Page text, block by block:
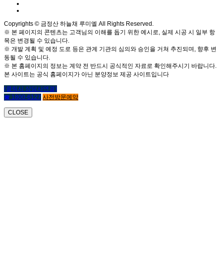
Copyrights © 금정산 하늘채 루미엘 All Rights Reserved.
※ 본 페이지의 콘텐츠는 고객님의 이해를 돕기 위한 예시로, 실제 시공 시 일부 항
목은 변경될 수 있습니다.
※ 개발 계획 및 예정 도로 등은 관계 기관의 심의와 승인을 거쳐 추진되며, 향후 변
동될 수 있습니다.
※ 본 홈페이지의 정보는 계약 전 반드시 공식적인 자료로 확인해주시기 바랍니다.
본 사이트는 공식 홈페이지가 아닌 분양정보 제공 사이트입니다
(클릭시 상담사연결)
☎ 1800-6127 사전방문예약
CLOSE